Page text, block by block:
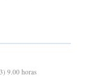
9.00 horas